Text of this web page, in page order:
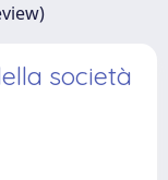
società